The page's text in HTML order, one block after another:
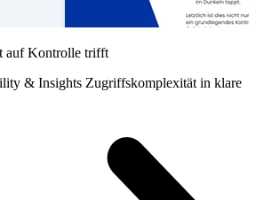
auf Kontrolle trifft
& Insights Zugriffskomplexität in klare